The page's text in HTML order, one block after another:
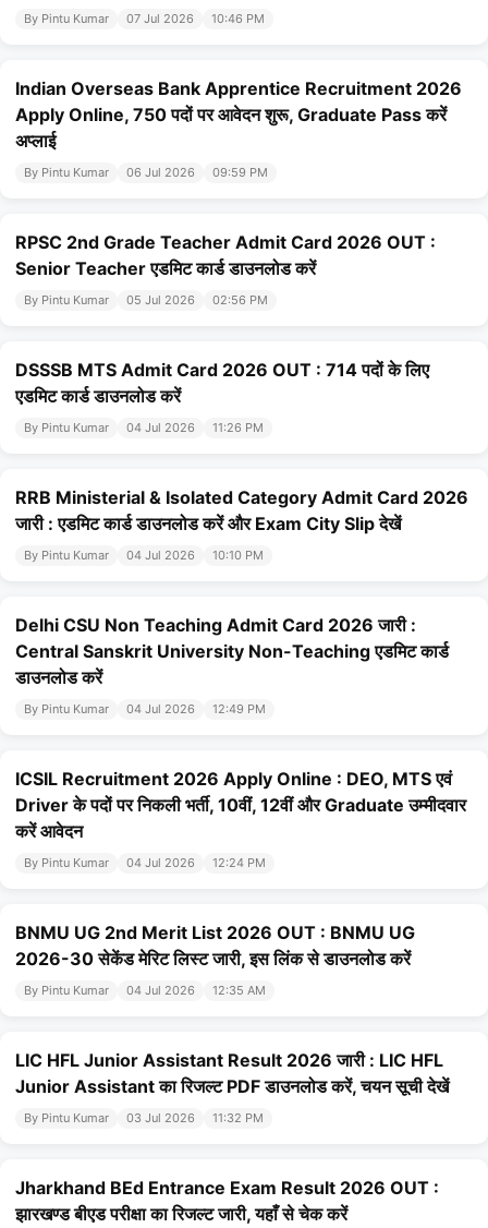
By Pintu Kumar 07 Jul 2026 10:46 PM
Indian Overseas Bank Apprentice Recruitment 2026
Apply Online, 750 पदों पर आवेदन शुरू, Graduate Pass करें
अप्लाई
By Pintu Kumar 06 Jul 2026 09:59 PM
RPSC 2nd Grade Teacher Admit Card 2026 OUT :
Senior Teacher एडमिट कार्ड डाउनलोड करें
By Pintu Kumar 05 Jul 2026 02:56 PM
DSSSB MTS Admit Card 2026 OUT : 714 पदों के लिए
एडमिट कार्ड डाउनलोड करें
By Pintu Kumar 04 Jul 2026 11:26 PM
RRB Ministerial & Isolated Category Admit Card 2026
जारी : एडमिट कार्ड डाउनलोड करें और Exam City Slip देखें
By Pintu Kumar 04 Jul 2026 10:10 PM
Delhi CSU Non Teaching Admit Card 2026 जारी :
Central Sanskrit University Non-Teaching एडमिट कार्ड
डाउनलोड करें
By Pintu Kumar 04 Jul 2026 12:49 PM
ICSIL Recruitment 2026 Apply Online : DEO, MTS एवं
Driver के पदों पर निकली भर्ती, 10वीं, 12वीं और Graduate उम्मीदवार
करें आवेदन
By Pintu Kumar 04 Jul 2026 12:24 PM
BNMU UG 2nd Merit List 2026 OUT : BNMU UG
2026-30 सेकेंड मेरिट लिस्ट जारी, इस लिंक से डाउनलोड करें
By Pintu Kumar 04 Jul 2026 12:35 AM
LIC HFL Junior Assistant Result 2026 जारी : LIC HFL
Junior Assistant का रिजल्ट PDF डाउनलोड करें, चयन सूची देखें
By Pintu Kumar 03 Jul 2026 11:32 PM
Jharkhand BEd Entrance Exam Result 2026 OUT :
झारखण्ड बीएड परीक्षा का रिजल्ट जारी, यहाँ से चेक करें